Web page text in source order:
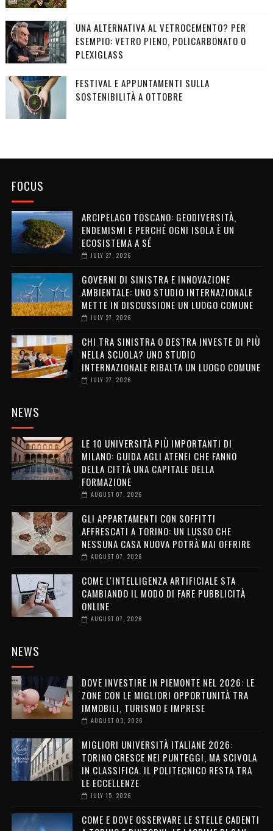
UNA ALTERNATIVA AL VETROCEMENTO? PER
ESEMPIO: VETRO PIENO, POLICARBONATO O
PLEXIGLASS
FESTIVAL E APPUNTAMENTI SULLA
SOSTENIBILITÀ A OTTOBRE
FOCUS
ARCIPELAGO TOSCANO: GEODIVERSITÀ,
ENDEMISMI E PERCHÉ OGNI ISOLA È UN
ECOSISTEMA A SÉ
JULY 27, 2026
GOVERNI DI SINISTRA E INNOVAZIONE
AMBIENTALE: UNO STUDIO INTERNAZIONALE
METTE IN DISCUSSIONE UN LUOGO COMUNE
JULY 27, 2026
CHI TRA SINISTRA O DESTRA INVESTE DI PIÙ
NELLA SCUOLA? UNO STUDIO
INTERNAZIONALE RIBALTA UN LUOGO COMUNE
JULY 27, 2026
NEWS
LE 10 UNIVERSITÀ PIÙ IMPORTANTI DI
MILANO: GUIDA AGLI ATENEI CHE FANNO
DELLA CITTÀ UNA CAPITALE DELLA
FORMAZIONE
AUGUST 07, 2026
GLI APPARTAMENTI CON SOFFITTI
AFFRESCATI A TORINO: UN LUSSO CHE
NESSUNA CASA NUOVA POTRÀ MAI OFFRIRE
AUGUST 07, 2026
COME L'INTELLIGENZA ARTIFICIALE STA
CAMBIANDO IL MODO DI FARE PUBBLICITÀ
ONLINE
AUGUST 07, 2026
NEWS
DOVE INVESTIRE IN PIEMONTE NEL 2026: LE
ZONE CON LE MIGLIORI OPPORTUNITÀ TRA
IMMOBILI, TURISMO E IMPRESE
AUGUST 03, 2026
MIGLIORI UNIVERSITÀ ITALIANE 2026:
TORINO CRESCE NEI PUNTEGGI, MA SCIVOLA
IN CLASSIFICA. IL POLITECNICO RESTA TRA
LE ECCELLENZE
JULY 15, 2026
COME E DOVE OSSERVARE LE STELLE CADENTI